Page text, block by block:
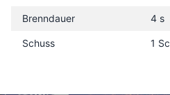
Brenndauer 4 s
Schuss 1